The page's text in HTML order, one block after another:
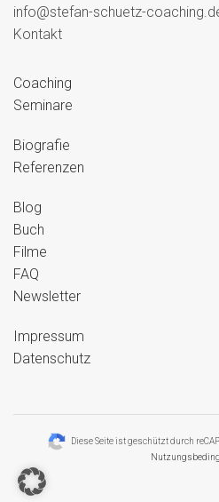
info@stefan-schuetz-
Kontakt
Coaching
Seminare
Biografie
Referenzen
Blog
Buch
Filme
FAQ
Newsletter
Impressum
Datenschutz
Diese Seite ist geschützt durch